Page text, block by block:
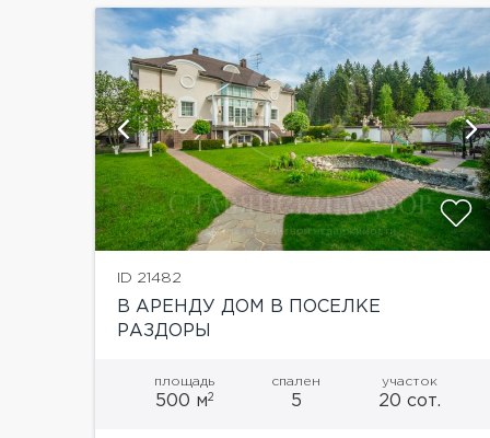
ID 21482
В АРЕНДУ ДОМ В ПОСЕЛКЕ
РАЗДОРЫ
площадь
500 м2
спален
5
участок
20 сот.